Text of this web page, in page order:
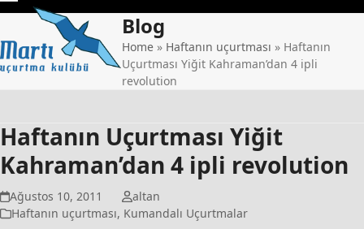
Skip
content
Open
mobile
menu
Close
mobile
menu
Blog
Home » Haftanın uçurtması » Haftanın
Uçurtması Yiğit Kahraman’dan 4 ipli
revolution
Haftanın Uçurtması Yiğit
Kahraman’dan 4 ipli revolution
Ağustos 10, 2011
altan
Haftanın uçurtması, Kumandalı Uçurtmalar